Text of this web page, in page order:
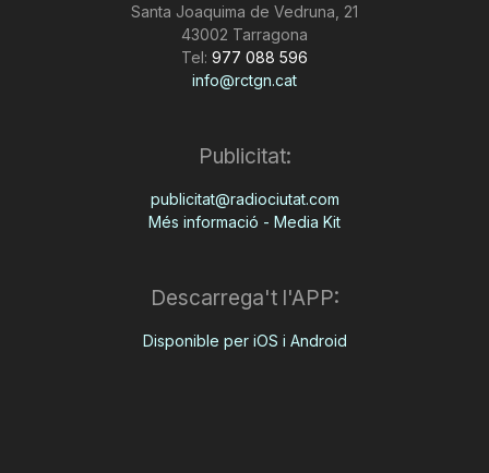
Santa Joaquima de Vedruna, 21
43002 Tarragona
Tel: 977 088 596
info@rctgn.cat
Publicitat:
publicitat@radiociutat.com
Més informació - Media Kit
Descarrega't l'APP:
Disponible per iOS i Android